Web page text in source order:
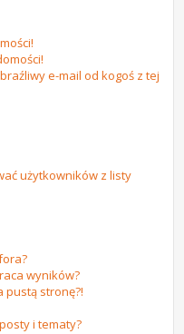
e-mail od kogoś z tej
użytkowników z listy
wyników?
pustą stronę?!
i tematy?